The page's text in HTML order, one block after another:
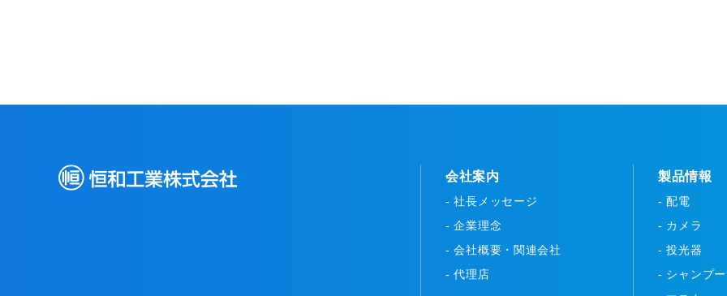
会社案内
- 社長メッセージ
- 企業理念
- 会社概要・関連会社
- 代理店
製品情報
- 配電
- カメラ
- 投光器
- シャンプ